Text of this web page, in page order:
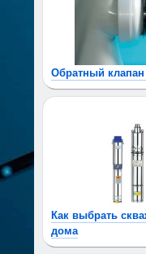
Обратный
Как выбрать
дома